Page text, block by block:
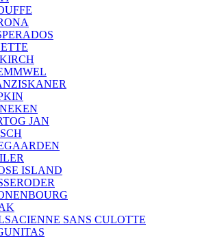
JAN
ISLAND
SANS CULOTTE